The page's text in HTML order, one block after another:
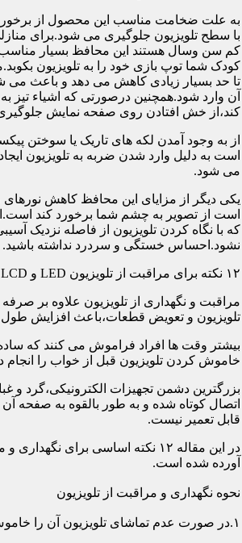
به علت ضخامت مناسب این محصول از برخور
با سطح تلویزیون جلوگیری می شود.برای
کم سن وسال هستند این محافظ بسیار
کودک شما توپ بازی خود را به تلویزیون
تا حد بسیار زیادی کاهش می دهد و باعث می
آن وارد شود.همچنین درصورتی که اشیاء تیز به
کند،از خش افتادن روی صفحه نمایش
از به وجود آمدن لکه های تاریک یا سوختن
است به دلیل وارد شدن ضربه به تلویزیون
می شود.
یکی دیگر از مزایای این محافظ کاهش
است از تصویر به چشم شما برخورد کند
که با نگاه کردن تلویزیون از فاصله نزدیک
نشود.احساس خستگی و سردرد نداشته باشید.
۱۲ نکته برای مراقبت از تلویزیون LED و LCD
مراقبت و نگهداری از تلویزیون علاوه بر صرفه
تلویزیون و تعویض قطعات،باعث افزایش
بیشتر وقت ها افراد فراموش می کنند که ساده
خاموش کردن تلویزیون قبل از خواب را انجام
بزرگترین دشمن تجهیزات الکترونیکی،گرد و
اتصال کوتاه شده و به طور بالقوه به صفحه
قابل تعمیر نیست.
در این مقاله ۱۲ نکته اساسی برای
آورده شده است.
نحوه نگهداری و مراقبت از تلویزیون
۱.در صورت عدم تماشای تلویزیون آن را خاموش کنید